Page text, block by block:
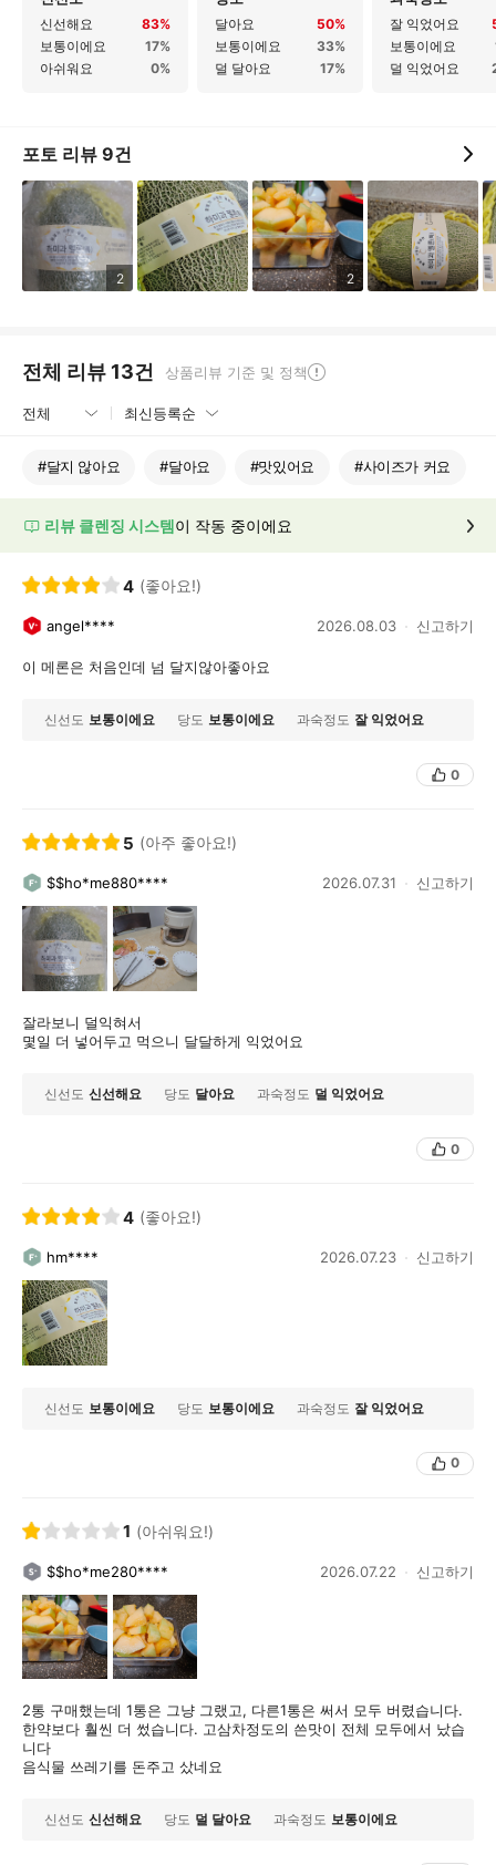
신선해요
83%
보통이에요
17%
아쉬워요
0%
달아요
50%
보통이에요
33%
덜 달아요
17%
잘 익었어요
보통이에요
덜 익었어요
포토 리뷰 9건
2 2
전체 리뷰 13건 상품리뷰 기준 및 정책
#달지 않아요 #달아요 #맛있어요 #사이즈가 커요
리뷰 클렌징 시스템이 작동 중이에요
4 (좋아요!)
angel**** 2026.08.03 신고하기
이 메론은 처음인데 넘 달지않아좋아요
신선도 보통이에요 당도 보통이에요 과숙정도 잘 익었어요
0
5 (아주 좋아요!)
$$ho*me880**** 2026.07.31 신고하기
잘라보니 덜익혀서
몇일 더 넣어두고 먹으니 달달하게 익었어요
신선도 신선해요 당도 달아요 과숙정도 덜 익었어요
0
4 (좋아요!)
hm**** 2026.07.23 신고하기
신선도 보통이에요 당도 보통이에요 과숙정도 잘 익었어요
0
1 (아쉬워요!)
$$ho*me280**** 2026.07.22 신고하기
2통 구매했는데 1통은 그냥 그랬고, 다른1통은 써서 모두 버렸습니다.
한약보다 훨씬 더 썼습니다. 고삼차정도의 쓴맛이 전체 모두에서 났습
니다
음식물 쓰레기를 돈주고 샀네요
신선도 신선해요 당도 덜 달아요 과숙정도 보통이에요